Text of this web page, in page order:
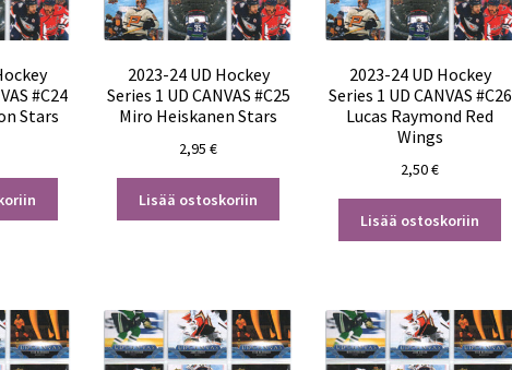
#C24
Stars
2023-24 UD Hockey
Series 1 UD CANVAS #C25
Miro Heiskanen Stars
2,95€
Lisää ostoskoriin
2023-24 UD Hockey
Series 1 UD CANVAS #C26
Lucas Raymond Red
Wings
2,50€
Lisää ostoskoriin